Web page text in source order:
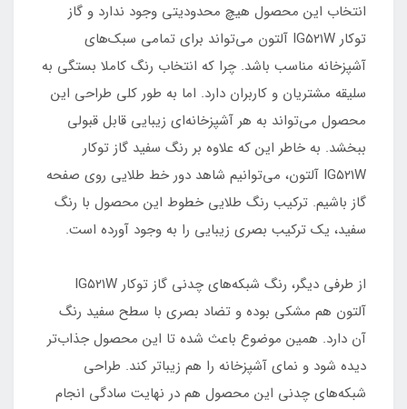
انتخاب این محصول هیچ محدودیتی وجود ندارد و گاز
توکار IG۵۲۱W آلتون می‌تواند برای تمامی سبک‌های
آشپزخانه مناسب باشد. چرا که انتخاب رنگ کاملا بستگی به
سلیقه مشتریان و کاربران دارد. اما به طور کلی طراحی این
محصول می‌تواند به هر آشپزخانه‌ای زیبایی قابل قبولی
ببخشد. به خاطر این که علاوه بر رنگ سفید گاز توکار
IG۵۲۱W آلتون، می‌توانیم شاهد دور خط طلایی روی صفحه
گاز باشیم. ترکیب رنگ طلایی خطوط این محصول با رنگ
سفید، یک ترکیب بصری زیبایی را به وجود آورده است.
از طرفی دیگر، رنگ شبکه‌های چدنی گاز توکار IG۵۲۱W
آلتون هم مشکی بوده و تضاد بصری با سطح سفید رنگ
آن دارد. همین موضوع باعث شده تا این محصول جذاب‌تر
دیده شود و نمای آشپزخانه را هم زیباتر کند. طراحی
شبکه‌های چدنی این محصول هم در نهایت سادگی انجام